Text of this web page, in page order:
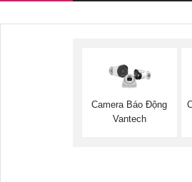
Camera Báo Động
Vantech